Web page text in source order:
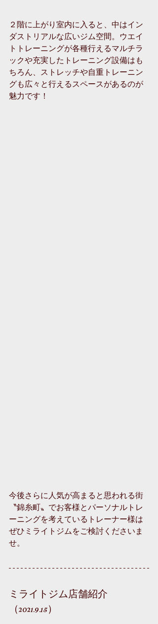
２階に上がり室内に入ると、中はイン
ダストリアルな広いジム空間。ウエイ
トトレーニングが各種行えるマルチラ
ックや充実したトレーニング設備はも
ちろん、ストレッチや自重トレーニン
グも広々と行えるスペースがあるのが
魅力です！
今後さらに人気が高まると思われる街
〝錦糸町〟でお客様とパーソナルトレ
ーニングを考えているトレーナー様は
ぜひミライトジムをご検討くださいま
せ。
ミライトジム店舗紹介
（2021.9.15）